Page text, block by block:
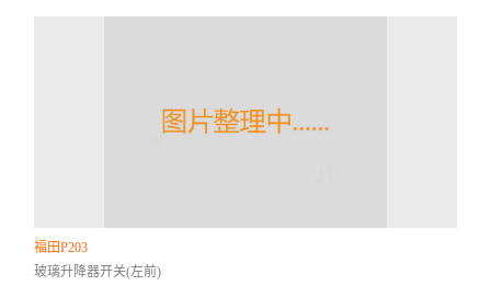
福田P203
玻璃升降器开关(左前)